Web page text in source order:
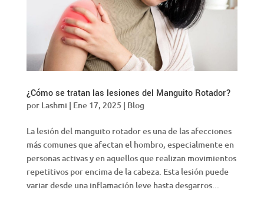
¿Cómo se tratan las lesiones del Manguito Rotador?
por Lashmi | Ene 17, 2025 | Blog
La lesión del manguito rotador es una de las afecciones
más comunes que afectan el hombro, especialmente en
personas activas y en aquellos que realizan movimientos
repetitivos por encima de la cabeza. Esta lesión puede
variar desde una inflamación leve hasta desgarros...